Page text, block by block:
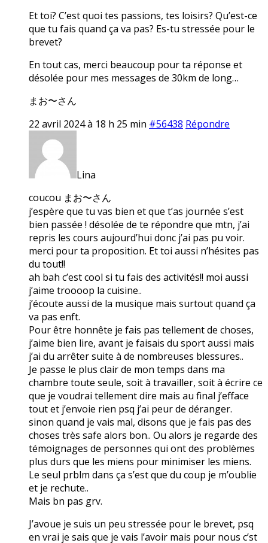
Et toi? C’est quoi tes passions, tes loisirs? Qu’est-ce
que tu fais quand ça va pas? Es-tu stressée pour le
brevet?
En tout cas, merci beaucoup pour ta réponse et
désolée pour mes messages de 30km de long…
まお〜さん
22 avril 2024 à 18 h 25 min #56438 Répondre
Lina
coucou まお〜さん
j’espère que tu vas bien et que t’as journée s’est
bien passée ! désolée de te répondre que mtn, j’ai
repris les cours aujourd’hui donc j’ai pas pu voir.
merci pour ta proposition. Et toi aussi n’hésites pas
du tout!!
ah bah c’est cool si tu fais des activités!! moi aussi
j’aime troooop la cuisine..
j’écoute aussi de la musique mais surtout quand ça
va pas enft.
Pour être honnête je fais pas tellement de choses,
j’aime bien lire, avant je faisais du sport aussi mais
j’ai du arrêter suite à de nombreuses blessures..
Je passe le plus clair de mon temps dans ma
chambre toute seule, soit à travailler, soit à écrire ce
que je voudrai tellement dire mais au final j’efface
tout et j’envoie rien psq j’ai peur de déranger.
sinon quand je vais mal, disons que je fais pas des
choses très safe alors bon.. Ou alors je regarde des
témoignages de personnes qui ont des problèmes
plus durs que les miens pour minimiser les miens.
Le seul prblm dans ça s’est que du coup je m’oublie
et je rechute..
Mais bn pas grv.
J’avoue je suis un peu stressée pour le brevet, psq
en vrai je sais que je vais l’avoir mais pour nous c’st